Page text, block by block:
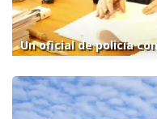
Un oficial de policía